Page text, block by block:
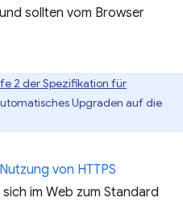
und sollten vom Browser
2 der Spezifikation für
Upgraden auf die
von HTTPS
im Web zum Standard